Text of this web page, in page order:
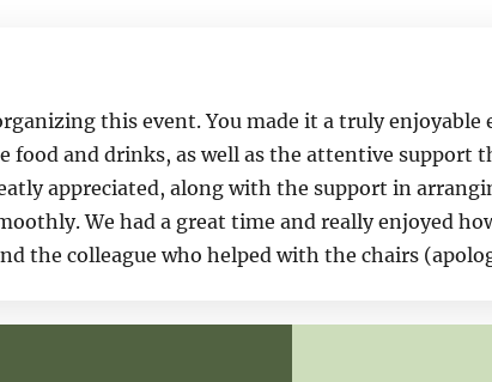
this event. You made it a truly enjoyable
and drinks, as well as the attentive support
appreciated, along with the support in
We had a great time and really enjoyed
the colleague who helped with the chairs